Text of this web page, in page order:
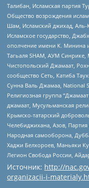
Талибан, Исламская партия
Общество возрождения
Шам, Исламский джихад, Аль-
Исламское государство,
ополчение имени К. Минина
Тагьаля SHAM, АУМ Синрике,
Чистопольский Джамаат,
сообщество Сеть, Катиба
Сунна Валь Джамаа, National
Религиозная группа
джамаат, Мусульманская
Крымско-татарский
Челебиджихана, Азов, Партия
Народная самооборона,
Хаджи Белхороев, Маньяки
Легион Свобода России,
Источник: http://
organizacii-i-